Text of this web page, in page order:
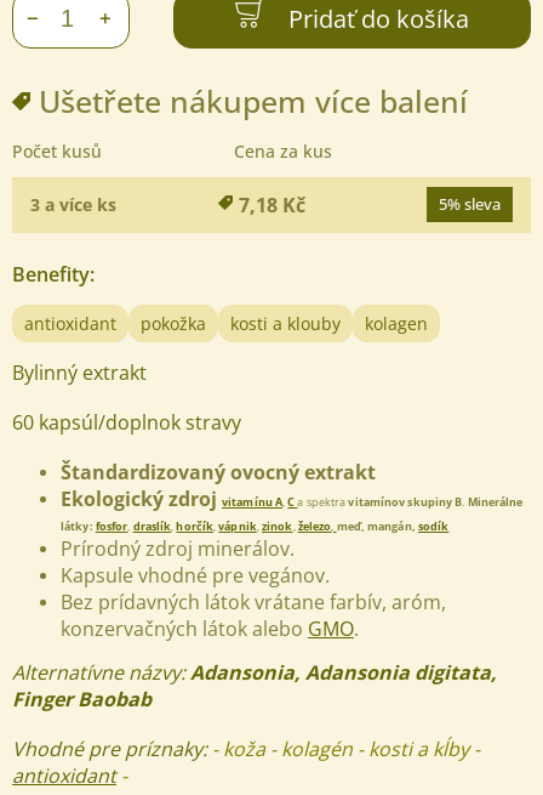
+
− Pridať do košíka
Ušetřete nákupem více balení
Počet kusů Cena za kus
3 a více ks 7,18 Kč 5% sleva
Benefity:
antioxidant pokožka kosti a klouby kolagen
Bylinný extrakt
60 kapsúl/doplnok stravy
Štandardizovaný ovocný extrakt
Ekologický zdroj vitamínu A,Ca spektravitamínov skupiny B. Minerálne
látky: fosfor, draslík,horčík,vápnik,zinok,železo, meď, mangán, sodík
Prírodný zdroj minerálov.
Kapsule vhodné pre vegánov.
Bez prídavných látok vrátane farbív, aróm,
konzervačných látok alebo GMO.
Alternatívne názvy:Adansonia, Adansonia digitata,
Finger Baobab
Vhodné pre príznaky:- koža - kolagén - kosti a kĺby -
antioxidant-